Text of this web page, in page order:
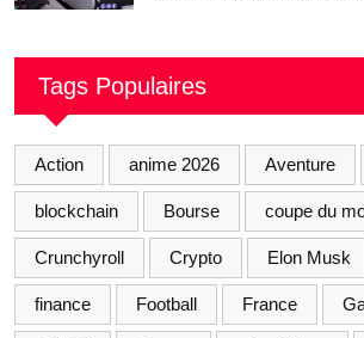
Tags Populaires
Action anime 2026 Aventure
blockchain Bourse coupe du
Crunchyroll Crypto Elon Musk
finance Football France